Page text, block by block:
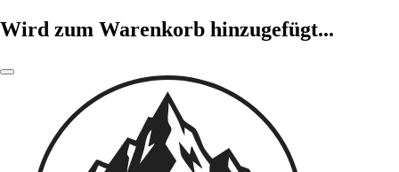
Wird zum Warenkorb hinzugefügt...